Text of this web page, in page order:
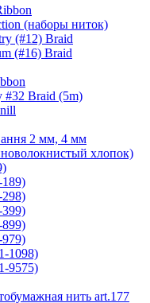
(наборы ниток)
(#12) Braid
(#16) Braid
#32 Braid (5m)
2 мм, 4 мм
хлопок)
1098)
9575)
нить art.177